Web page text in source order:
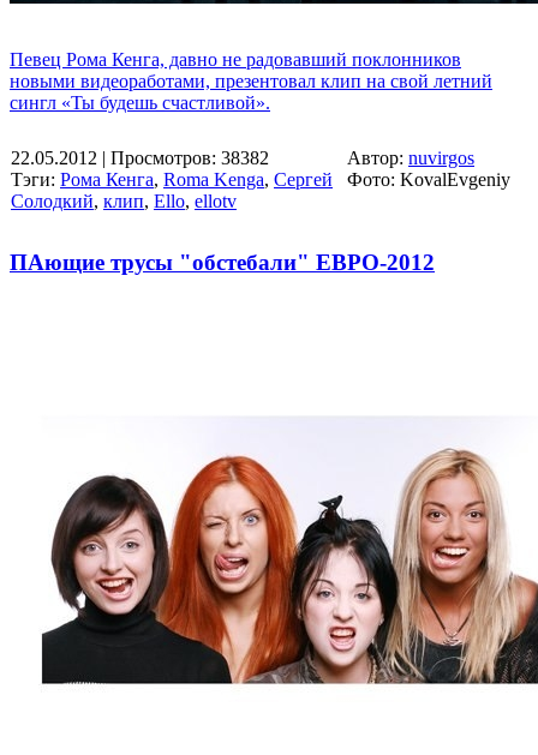
Певец Рома Кенга, давно не радовавший поклонников
новыми видеоработами, презентовал клип на свой летний
сингл «Ты будешь счастливой».
22.05.2012 | Просмотров: 38382
Тэги: Рома Кенга, Roma Kenga, Сергей
Солодкий, клип, Ello, ellotv
Автор: nuvirgos
Фото: KovalEvgeniy
ПАющие трусы "обстебали" ЕВРО-2012